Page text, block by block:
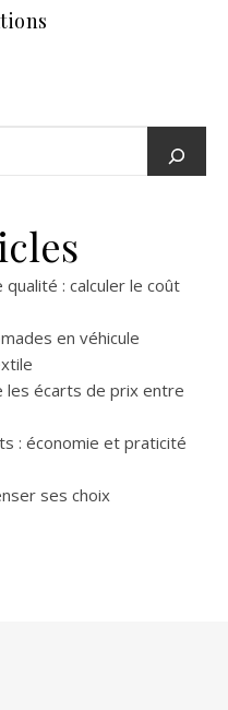
: calculer le coût
en véhicule
les écarts de prix entre
: économie et praticité
ses choix